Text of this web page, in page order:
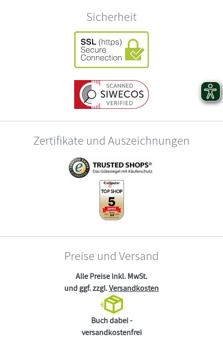
Sicherheit
Zertifikate und Auszeichnungen
Preise und Versand
Alle Preise inkl. MwSt.
und ggf. zzgl.Versandkosten
Buch dabei -
versandkostenfrei